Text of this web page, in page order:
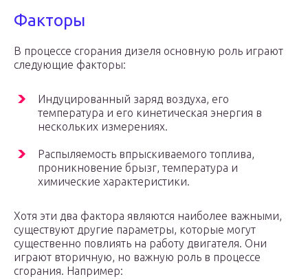
Факторы
В процессе сгорания дизеля основную роль играют
следующие факторы:
Индуцированный заряд воздуха, его
температура и его кинетическая энергия в
нескольких измерениях.
Распыляемость впрыскиваемого топлива,
проникновение брызг, температура и
химические характеристики.
Хотя эти два фактора являются наиболее важными,
существуют другие параметры, которые могут
существенно повлиять на работу двигателя. Они
играют вторичную, но важную роль в процессе
сгорания. Например: